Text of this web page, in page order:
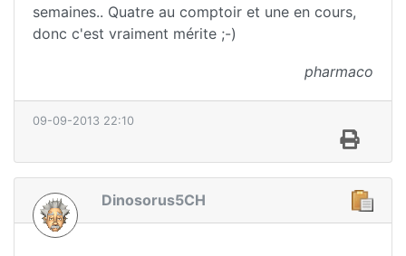
semaines.. Quatre au comptoir et une en cours,
donc c'est vraiment mérite ;-)
pharmaco
09-09-2013 22:10
Dinosorus5CH